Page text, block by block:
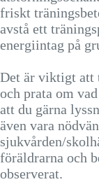
friskt
avstå ett
energiintag på
Det är viktigt att
och prata om
att du gärna
även vara
sjukvården/
föräldrarna och
observerat.